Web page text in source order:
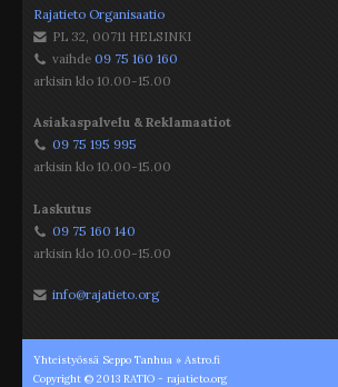
Rajatieto Organisaatio
PL 32, 00711 HELSINKI
vaihde 09 75 160 160
arkisin klo 10.00-15.00
Asiakaspalvelu & Reklamaatiot
09 75 195 995
arkisin klo 10.00-15.00
Laskutus
09 75 160 140
arkisin klo 10.00-15.00
info@rajatieto.org
Yhteistyössä Seppo Tanhua » Astro.fi
Copyright © 2013 RATIO - rajatieto.org